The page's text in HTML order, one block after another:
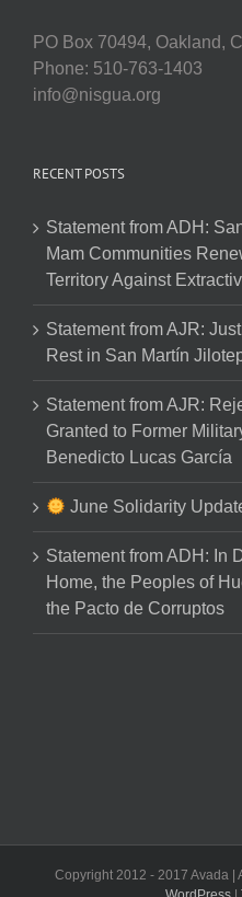
PO Box 70494, Oakland,
Phone: 510-763-1403
info@nisgua.org
RECENT POSTS
Statement from ADH:
Mam Communities
Territory Against
Statement from AJR:
Rest in San Martín
Statement from AJR:
Granted to Former
Benedicto Lucas García
June Solidarity
Statement from ADH: In
Home, the Peoples of
the Pacto de Corruptos
Copyright 2012 - 2017 Avada |